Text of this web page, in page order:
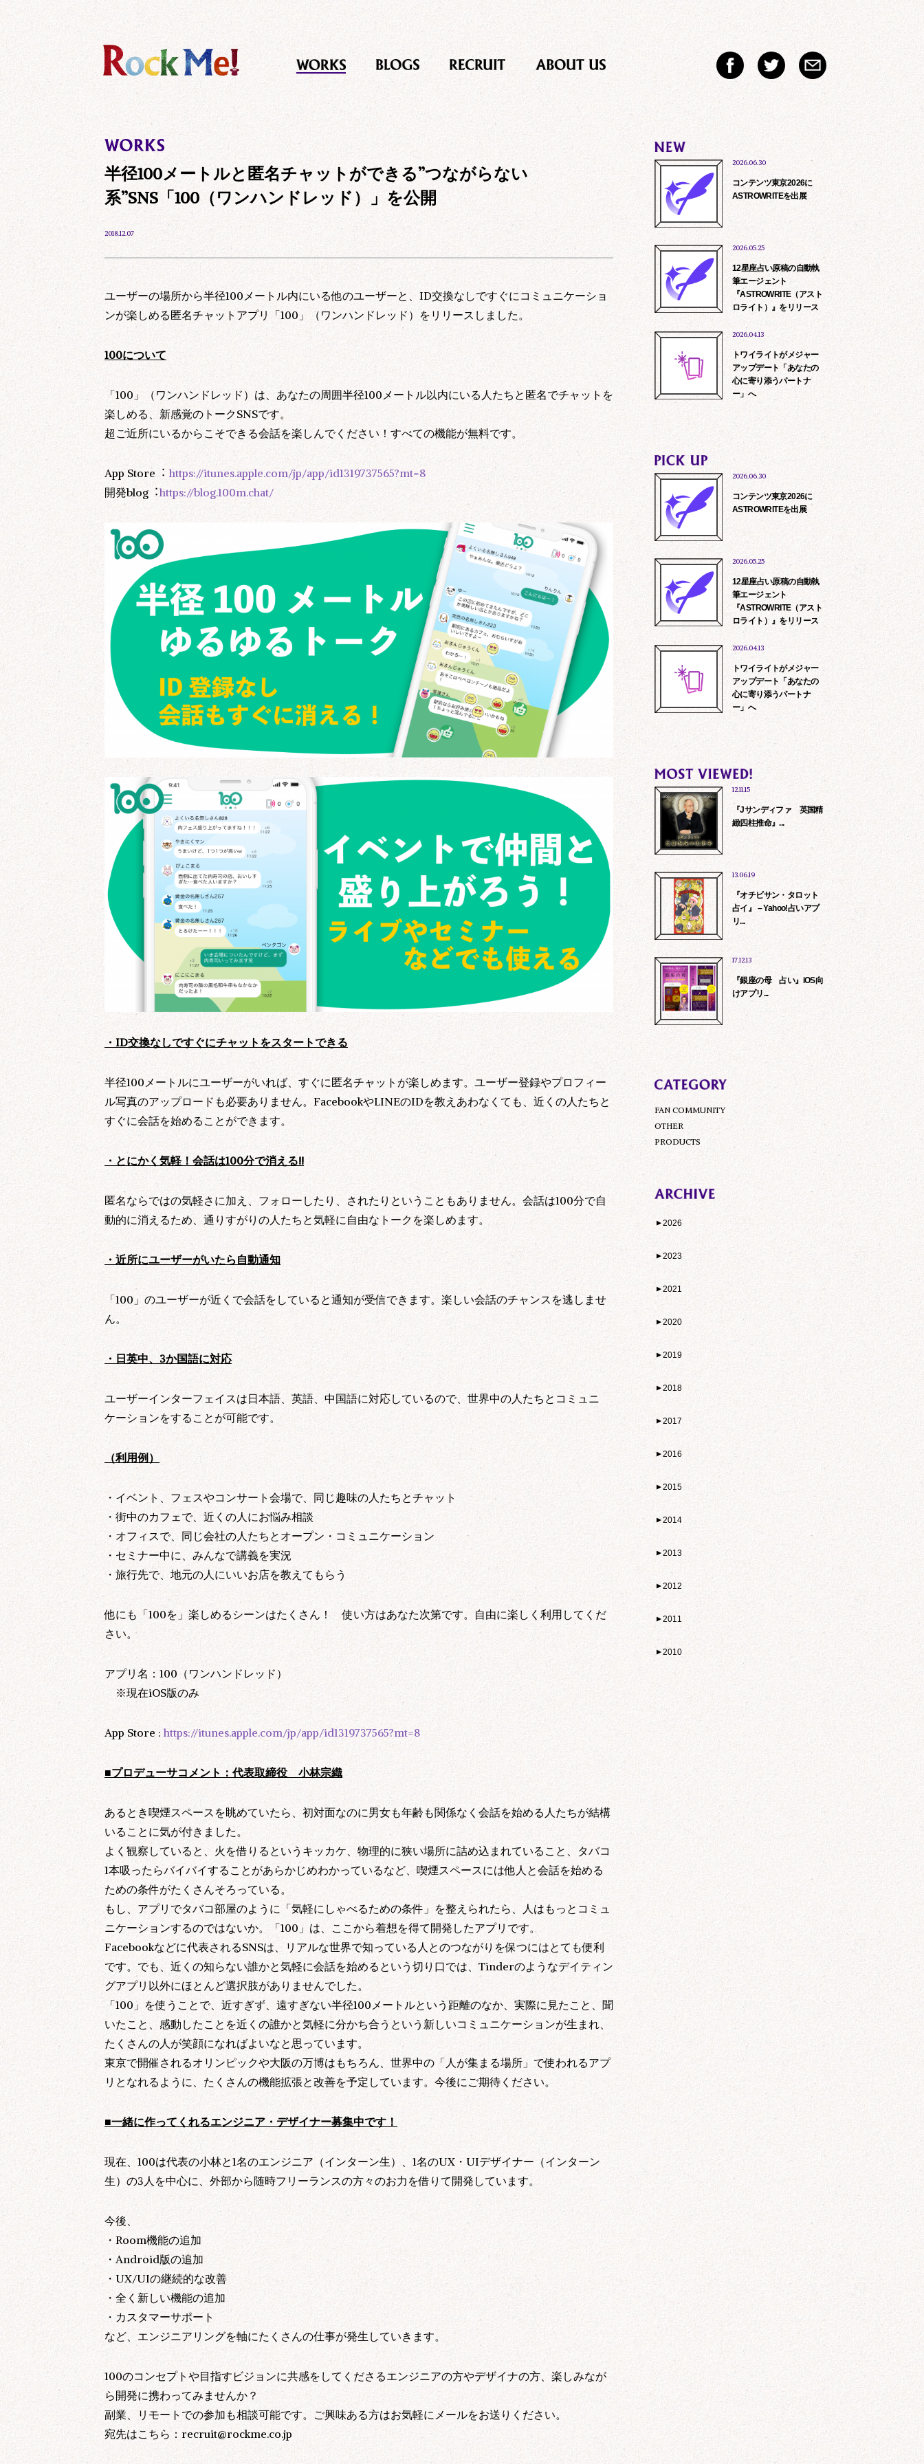
お問い合わせに対する回答、アフターサービス
商品の発送、資料等の送付
当社及び第三者よりの商品、サービスのご案内、勧誘
マーケティング調査、分析
他、各サービス個別に定める目的のため
第三者の生命、身体、財産保護のため必要である場合
当社は個人情報の取得時、その取得目的・利用範囲を明らかにし、目的の範囲内で安全かつ適切に取扱います。
原則、お客様の個人情報をお客様の同意なく外部提供することはありません。ただし、公的な機関からの要請に対しては提
供することがあります。
外部委託先へ業務を委託する場合、秘密保持契約の締結によって個人情報の保護を担保します。
当社は個人情報に関する個人の権利を尊重します。個人情報に関する苦情、相談、開示、訂正、削除、更新その他のお問い
合わせに対して、合理的期間、妥当な範囲でこれに応じます。
当社は個人情報への不正アクセスまたは個人情報の紛失、改ざん、漏えいなどのリスクに対し、合理的な安全対策を講じま
当社は個人情報保護に関する法令、国が定める指針を遵守し、社内規定を定めます。
弊社は現在、紹介会社様を介した採用を行っておりません。
営業のお電話等ご遠慮くださいますよう、お願い申し上げます。
toiawase@rockme.co.jp
半径100メートルと匿名チャットができる”つながらない
系”SNS「100（ワンハンドレッド）」を公開
2018.12.07
ユーザーの場所から半径100メートル内にいる他のユーザーと、ID交換なしですぐにコミュニケーショ
ンが楽しめる匿名チャットアプリ「100」（ワンハンドレッド）をリリースしました。
100について
「100」（ワンハンドレッド）は、あなたの周囲半径100メートル以内にいる人たちと匿名でチャットを
楽しめる、新感覚のトークSNSです。
超ご近所にいるからこそできる会話を楽しんでください！すべての機能が無料です。
App Store︓https://itunes.apple.com/jp/app/id1319737565?mt=8
開発blog︓https://blog.100m.chat/
・ID交換なしですぐにチャットをスタートできる
半径100メートルにユーザーがいれば、すぐに匿名チャットが楽しめます。ユーザー登録やプロフィー
ル写真のアップロードも必要ありません。FacebookやLINEのIDを教えあわなくても、近くの人たちと
すぐに会話を始めることができます。
・とにかく気軽！会話は100分で消える!!
匿名ならではの気軽さに加え、フォローしたり、されたりということもありません。会話は100分で自
動的に消えるため、通りすがりの人たちと気軽に自由なトークを楽しめます。
・近所にユーザーがいたら自動通知
「100」のユーザーが近くで会話をしていると通知が受信できます。楽しい会話のチャンスを逃しませ
ん。
・日英中、3か国語に対応
ユーザーインターフェイスは日本語、英語、中国語に対応しているので、世界中の人たちとコミュニ
ケーションをすることが可能です。
（利用例）
・イベント、フェスやコンサート会場で、同じ趣味の人たちとチャット
・街中のカフェで、近くの人にお悩み相談
・オフィスで、同じ会社の人たちとオープン・コミュニケーション
・セミナー中に、みんなで講義を実況
・旅行先で、地元の人にいいお店を教えてもらう
他にも「100を」楽しめるシーンはたくさん！ 使い方はあなた次第です。自由に楽しく利用してくだ
さい。
アプリ名：100（ワンハンドレッド）
※現在iOS版のみ
App Store : https://itunes.apple.com/jp/app/id1319737565?mt=8
■プロデューサコメント：代表取締役 小林宗織
あるとき喫煙スペースを眺めていたら、初対面なのに男女も年齢も関係なく会話を始める人たちが結構
いることに気が付きました。
よく観察していると、火を借りるというキッカケ、物理的に狭い場所に詰め込まれていること、タバコ
1本吸ったらバイバイすることがあらかじめわかっているなど、喫煙スペースには他人と会話を始める
ための条件がたくさんそろっている。
もし、アプリでタバコ部屋のように「気軽にしゃべるための条件」を整えられたら、人はもっとコミュ
ニケーションするのではないか。「100」は、ここから着想を得て開発したアプリです。
Facebookなどに代表されるSNSは、リアルな世界で知っている人とのつながりを保つにはとても便利
です。でも、近くの知らない誰かと気軽に会話を始めるという切り口では、Tinderのようなデイティン
グアプリ以外にほとんど選択肢がありませんでした。
「100」を使うことで、近すぎず、遠すぎない半径100メートルという距離のなか、実際に見たこと、聞
いたこと、感動したことを近くの誰かと気軽に分かち合うという新しいコミュニケーションが生まれ、
たくさんの人が笑顔になればよいなと思っています。
東京で開催されるオリンピックや大阪の万博はもちろん、世界中の「人が集まる場所」で使われるアプ
リとなれるように、たくさんの機能拡張と改善を予定しています。今後にご期待ください。
■一緒に作ってくれるエンジニア・デザイナー募集中です！
現在、100は代表の小林と1名のエンジニア（インターン生）、1名のUX・UIデザイナー（インターン
生）の3人を中心に、外部から随時フリーランスの方々のお力を借りて開発しています。
今後、
・Room機能の追加
・Android版の追加
・UX/UIの継続的な改善
・全く新しい機能の追加
・カスタマーサポート
など、エンジニアリングを軸にたくさんの仕事が発生していきます。
100のコンセプトや目指すビジョンに共感をしてくださるエンジニアの方やデザイナの方、楽しみなが
ら開発に携わってみませんか？
副業、リモートでの参加も相談可能です。ご興味ある方はお気軽にメールをお送りください。
宛先はこちら：recruit@rockme.co.jp
2026.06.30
コンテンツ東京2026に
ASTROWRITEを出展
2026.05.25
12星座占い原稿の自動執
筆エージェント
『ASTROWRITE（アスト
ロライト）』をリリース
2026.04.13
トワイライトがメジャー
アップデート「あなたの
心に寄り添うパートナ
ー」へ
2026.06.30
コンテンツ東京2026に
ASTROWRITEを出展
2026.05.25
12星座占い原稿の自動執
筆エージェント
『ASTROWRITE（アスト
ロライト）』をリリース
2026.04.13
トワイライトがメジャー
アップデート「あなたの
心に寄り添うパートナ
ー」へ
12.11.15
『Jサンディファ 英国精
緻四柱推命』...
13.06.19
『オチビサン・タロット
占イ』 – Yahoo!占いアプ
リ...
17.12.13
『銀座の母 占い』iOS向
けアプリ...
FAN COMMUNITY
OTHER
PRODUCTS
▼2026
▼2023
▼2021
▼2020
▼2019
▼2018
▼2017
▼2016
▼2015
▼2014
▼2013
▼2012
▼2011
▼2010